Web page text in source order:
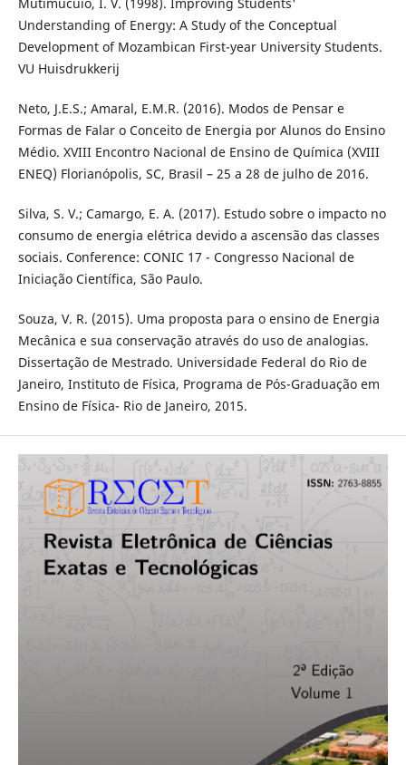
Understanding of Energy: A Study of the Conceptual
Development of Mozambican First-year University Students.
VU Huisdrukkerij
Neto, J.E.S.; Amaral, E.M.R. (2016). Modos de Pensar e
Formas de Falar o Conceito de Energia por Alunos do Ensino
Médio. XVIII Encontro Nacional de Ensino de Química (XVIII
ENEQ) Florianópolis, SC, Brasil – 25 a 28 de julho de 2016.
Silva, S. V.; Camargo, E. A. (2017). Estudo sobre o impacto no
consumo de energia elétrica devido a ascensão das classes
sociais. Conference: CONIC 17 - Congresso Nacional de
Iniciação Científica, São Paulo.
Souza, V. R. (2015). Uma proposta para o ensino de Energia
Mecânica e sua conservação através do uso de analogias.
Dissertação de Mestrado. Universidade Federal do Rio de
Janeiro, Instituto de Física, Programa de Pós-Graduação em
Ensino de Física- Rio de Janeiro, 2015.